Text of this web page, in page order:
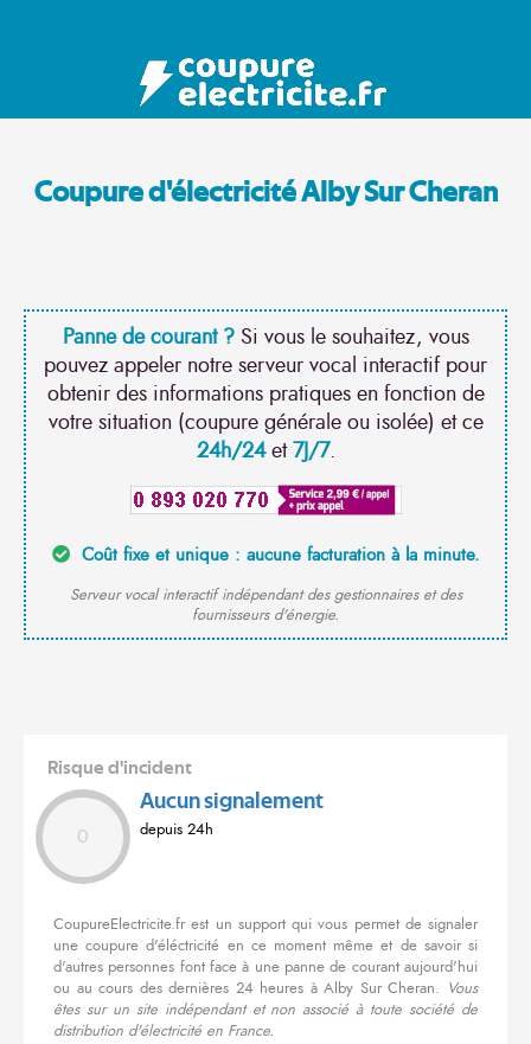
Coupure d'électricité Alby Sur Cheran
Panne de courant ?Si vous le souhaitez, vous
pouvez appeler notre serveur vocal interactif pour
obtenir des informations pratiques en fonction de
votre situation (coupure générale ou isolée) et ce
24h/24et7J/7.
Coût fixe et unique : aucune facturation à la minute.
Serveur vocal interactif indépendant des gestionnaires et des
fournisseurs d'énergie.
Risque d'incident
0
Aucun signalement
depuis 24h
CoupureElectricite.fr est un support qui vous permet de signaler
une coupure d'éléctricité en ce moment même et de savoir si
d'autres personnes font face à une panne de courant aujourd'hui
ou au cours des dernières 24 heures à Alby Sur Cheran. Vous
êtes sur un site indépendant et non associé à toute société de
distribution d'électricité en France.